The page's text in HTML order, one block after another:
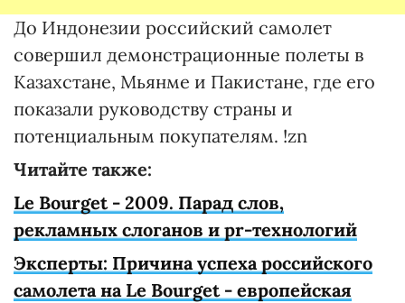
До Индонезии российский самолет
совершил демонстрационные полеты в
Казахстане, Мьянме и Пакистане, где его
показали руководству страны и
потенциальным покупателям. !zn
Читайте также:
Le Bourget - 2009. Парад слов,
рекламных слоганов и pr-технологий
Эксперты: Причина успеха российского
самолета на Le Bourget - европейская